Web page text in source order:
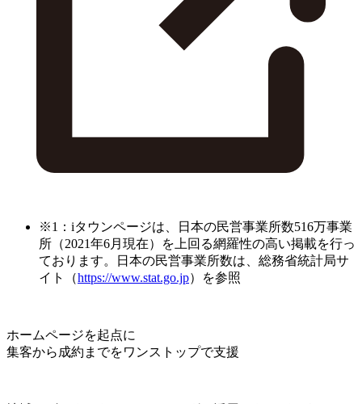
※1：iタウンページは、日本の民営事業所数516万事業
所（2021年6月現在）を上回る網羅性の高い掲載を行っ
ております。日本の民営事業所数は、総務省統計局サ
イト（https://www.stat.go.jp）を参照
ホームページを起点に
集客から成約までをワンストップで支援